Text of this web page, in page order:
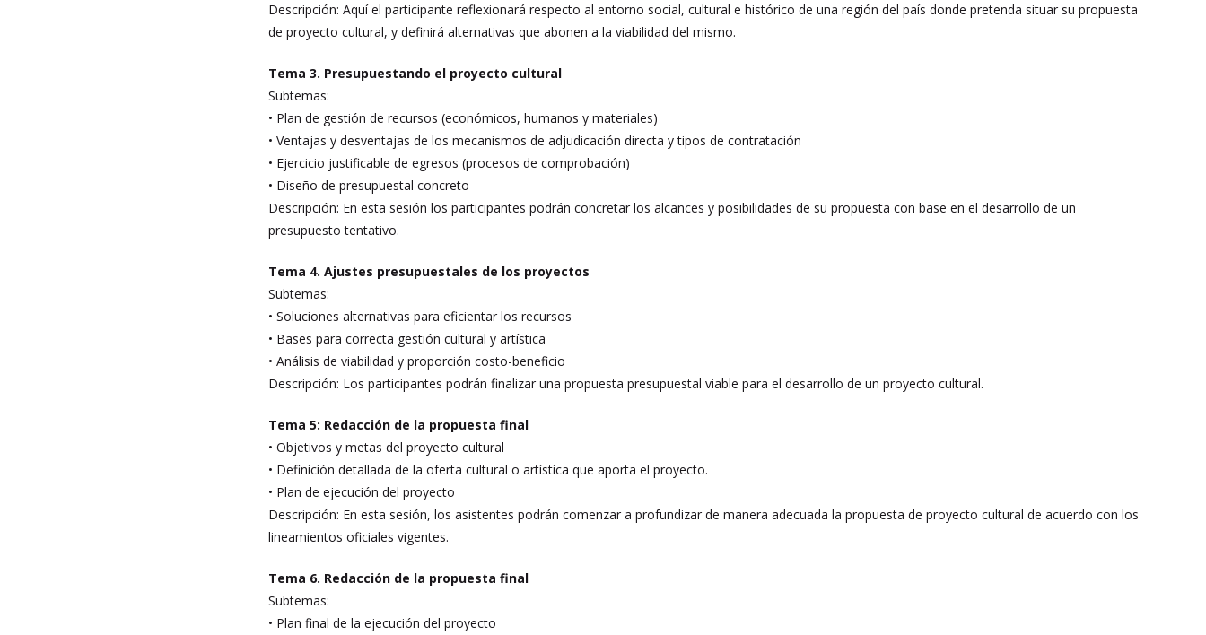
Descripción: Aquí el participante reflexionará respecto al entorno social, cultural e histórico de una región del país donde pretenda situar su propuesta
de proyecto cultural, y definirá alternativas que abonen a la viabilidad del mismo.
Tema 3. Presupuestando el proyecto cultural
Subtemas:
• Plan de gestión de recursos (económicos, humanos y materiales)
• Ventajas y desventajas de los mecanismos de adjudicación directa y tipos de contratación
• Ejercicio justificable de egresos (procesos de comprobación)
• Diseño de presupuestal concreto
Descripción: En esta sesión los participantes podrán concretar los alcances y posibilidades de su propuesta con base en el desarrollo de un
presupuesto tentativo.
Tema 4. Ajustes presupuestales de los proyectos
Subtemas:
• Soluciones alternativas para eficientar los recursos
• Bases para correcta gestión cultural y artística
• Análisis de viabilidad y proporción costo-beneficio
Descripción: Los participantes podrán finalizar una propuesta presupuestal viable para el desarrollo de un proyecto cultural.
Tema 5: Redacción de la propuesta final
• Objetivos y metas del proyecto cultural
• Definición detallada de la oferta cultural o artística que aporta el proyecto.
• Plan de ejecución del proyecto
Descripción: En esta sesión, los asistentes podrán comenzar a profundizar de manera adecuada la propuesta de proyecto cultural de acuerdo con los
lineamientos oficiales vigentes.
Tema 6. Redacción de la propuesta final
Subtemas:
• Plan final de la ejecución del proyecto